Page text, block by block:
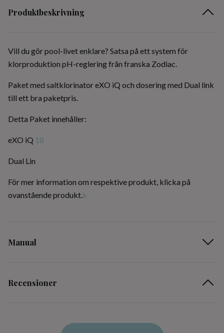
Produktbeskrivning
Vill du gör pool-livet enklare? Satsa på ett system för
klorproduktion pH-reglering från franska Zodiac.
Paket med saltklorinator eXO iQ och dosering med Dual link
till ett bra paketpris.
Detta Paket innehåller:
eXO iQ 18
Dual Lin
För mer information om respektive produkt, klicka på
ovanstående produkt.k
Manual
Recensioner